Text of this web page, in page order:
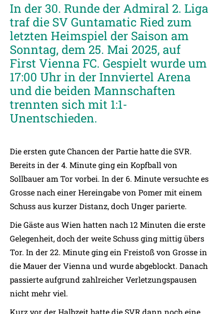
In der 30. Runde der Admiral 2. Liga
traf die SV Guntamatic Ried zum
letzten Heimspiel der Saison am
Sonntag, dem 25. Mai 2025, auf
First Vienna FC. Gespielt wurde um
17:00 Uhr in der Innviertel Arena
und die beiden Mannschaften
trennten sich mit 1:1-
Unentschieden.
Die ersten gute Chancen der Partie hatte die SVR.
Bereits in der 4. Minute ging ein Kopfball von
Sollbauer am Tor vorbei. In der 6. Minute versuchte es
Grosse nach einer Hereingabe von Pomer mit einem
Schuss aus kurzer Distanz, doch Unger parierte.
Die Gäste aus Wien hatten nach 12 Minuten die erste
Gelegenheit, doch der weite Schuss ging mittig übers
Tor. In der 22. Minute ging ein Freistoß von Grosse in
die Mauer der Vienna und wurde abgeblockt. Danach
passierte aufgrund zahlreicher Verletzungspausen
nicht mehr viel.
Kurz vor der Halbzeit hatte die SVR dann noch eine